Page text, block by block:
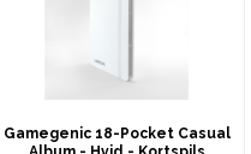
Gamegenic 18-Pocket Casual